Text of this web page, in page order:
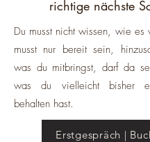
richtige nächste
Du musst nicht wissen, wie es
musst nur bereit sein,
was du mitbringst, darf da
was du vielleicht bisher
behalten hast.
Erstgespräch |